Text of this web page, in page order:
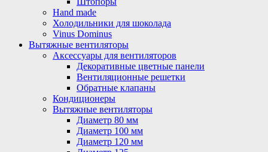
Hand made
Холодильники для шоколада
Vinus Dominus
Вытяжные вентиляторы
Аксессуары для вентиляторов
Декоративные цветные панели
Вентиляционные решетки
Обратные клапаны
Кондиционеры
Вытяжные вентиляторы
Диаметр 80 мм
Диаметр 100 мм
Диаметр 120 мм